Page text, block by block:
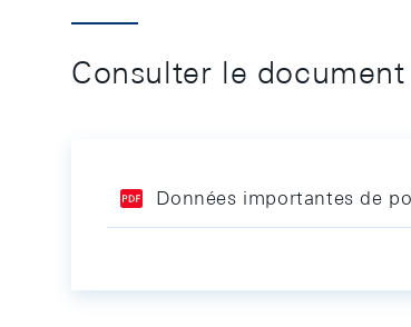
Consulter le document
Données importantes de